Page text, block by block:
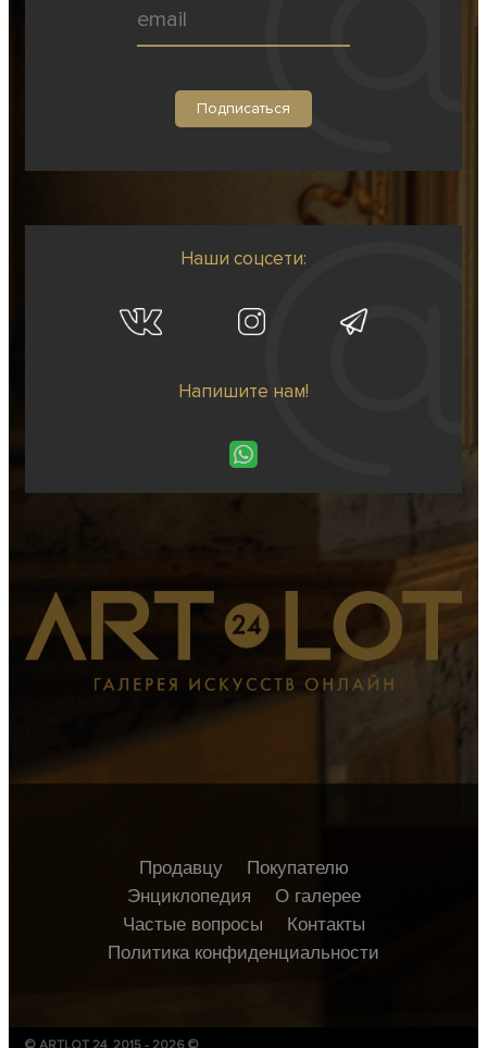
Наши соцсети:
Напишите нам!
Продавцу
Покупателю
Энциклопедия
О галерее
Частые вопросы
Контакты
Политика конфиденциальности